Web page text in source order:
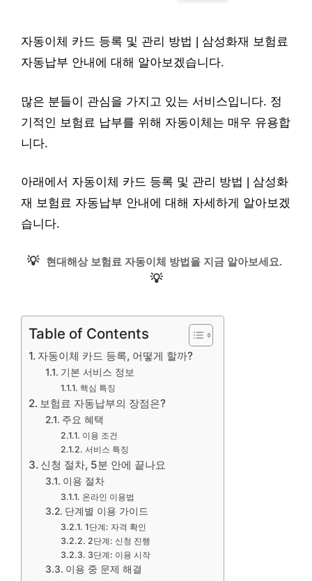
자동이체 카드 등록 및 관리 방법 | 삼성화재 보험료
자동납부 안내에 대해 알아보겠습니다.
많은 분들이 관심을 가지고 있는 서비스입니다. 정
기적인 보험료 납부를 위해 자동이체는 매우 유용합
니다.
아래에서 자동이체 카드 등록 및 관리 방법 | 삼성화
재 보험료 자동납부 안내에 대해 자세하게 알아보겠
습니다.
💡 현대해상 보험료 자동이체 방법을 지금 알아보세요.
💡
Table of Contents
자동이체 카드 등록, 어떻게 할까?
기본 서비스 정보
핵심 특징
보험료 자동납부의 장점은?
주요 혜택
이용 조건
서비스 특징
신청 절차, 5분 안에 끝나요
이용 절차
온라인 이용법
단계별 이용 가이드
1단계: 자격 확인
2단계: 신청 진행
3단계: 이용 시작
이용 중 문제 해결